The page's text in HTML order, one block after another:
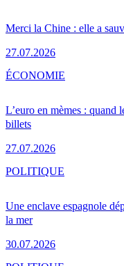
Merci la Chine : elle a
27.07.2026
L’euro en mèmes : quand
billets
27.07.2026
ÉCONOMIE
Une enclave espagnole
la mer
30.07.2026
POLITIQUE